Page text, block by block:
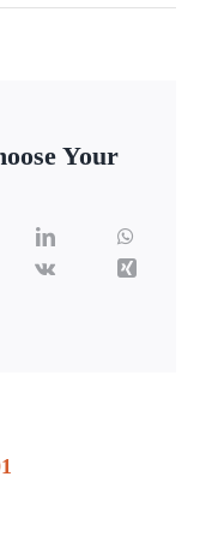
Your
LinkedIn
Vk
Xing